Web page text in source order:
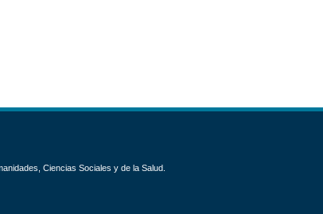
Ciencias Sociales y de la Salud.